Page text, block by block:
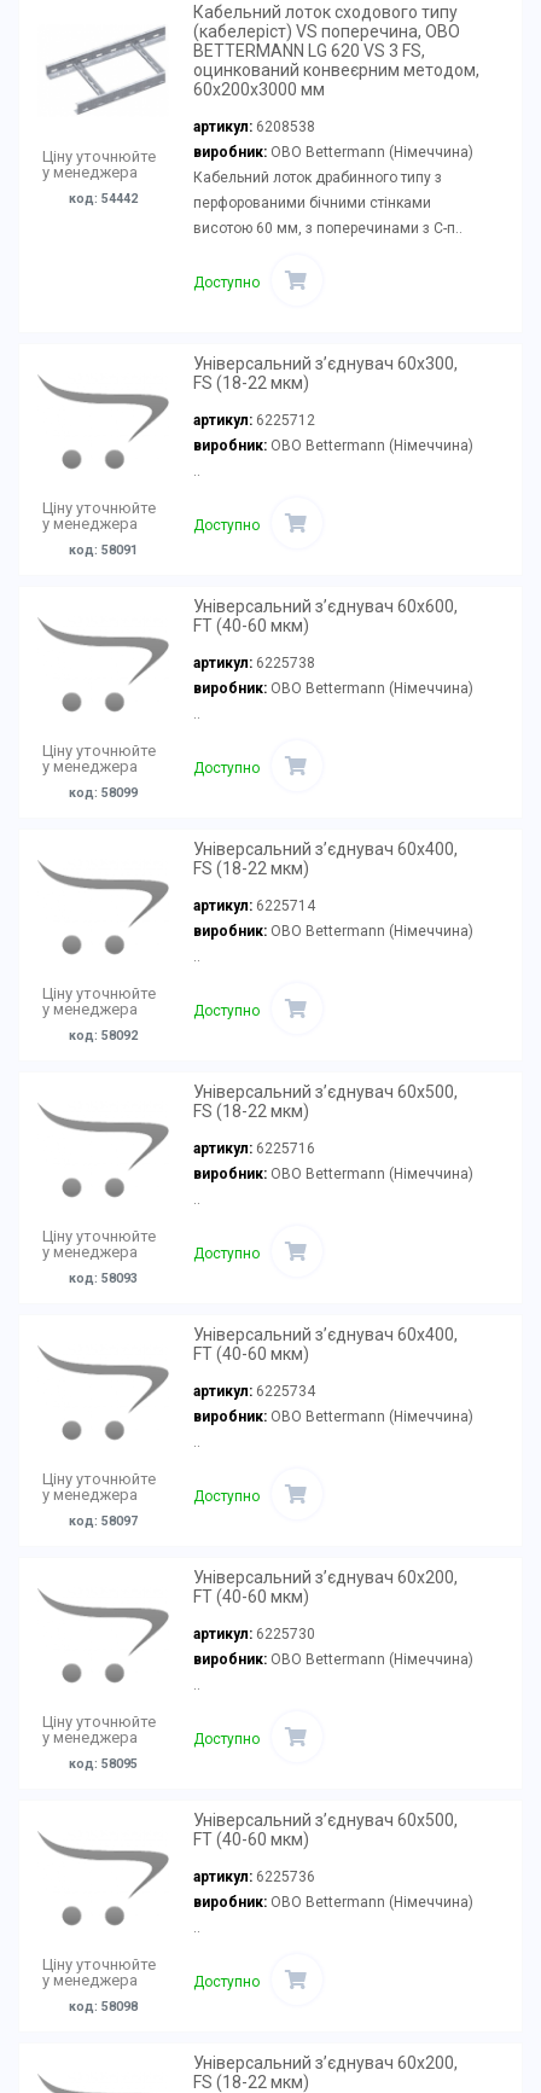
Ціну уточнюйте
у менеджера
код: 54442
Кабельний лоток сходового типу
(кабелеріст) VS поперечина, OBO
BETTERMANN LG 620 VS 3 FS,
оцинкований конвеєрним методом,
60х200х3000 мм
артикул: 6208538
виробник:OBO Bettermann (Німеччина)
Кабельний лоток драбинного типу з
перфорованими бічними стінками
висотою 60 мм, з поперечинами з С-п..
Доступно
Ціну уточнюйте
у менеджера
код: 58091
Універсальний з’єднувач 60x300,
FS (18-22 мкм)
артикул: 6225712
виробник:OBO Bettermann (Німеччина)
..
Доступно
Ціну уточнюйте
у менеджера
код: 58099
Універсальний з’єднувач 60x600,
FT (40-60 мкм)
артикул: 6225738
виробник:OBO Bettermann (Німеччина)
..
Доступно
Ціну уточнюйте
у менеджера
код: 58092
Універсальний з’єднувач 60x400,
FS (18-22 мкм)
артикул: 6225714
виробник:OBO Bettermann (Німеччина)
..
Доступно
Ціну уточнюйте
у менеджера
код: 58093
Універсальний з’єднувач 60x500,
FS (18-22 мкм)
артикул: 6225716
виробник:OBO Bettermann (Німеччина)
..
Доступно
Ціну уточнюйте
у менеджера
код: 58097
Універсальний з’єднувач 60x400,
FT (40-60 мкм)
артикул: 6225734
виробник:OBO Bettermann (Німеччина)
..
Доступно
Ціну уточнюйте
у менеджера
код: 58095
Універсальний з’єднувач 60x200,
FT (40-60 мкм)
артикул: 6225730
виробник:OBO Bettermann (Німеччина)
..
Доступно
Ціну уточнюйте
у менеджера
код: 58098
Універсальний з’єднувач 60x500,
FT (40-60 мкм)
артикул: 6225736
виробник:OBO Bettermann (Німеччина)
..
Доступно
Універсальний з’єднувач 60x200,
FS (18-22 мкм)